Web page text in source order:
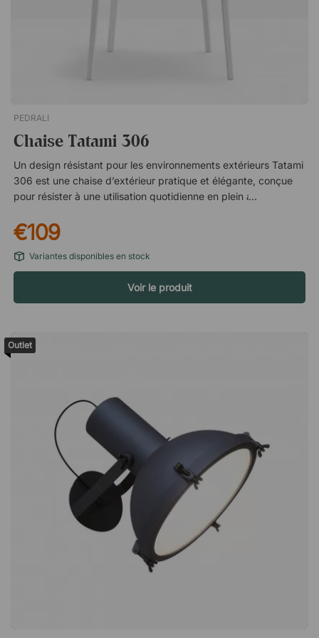
PEDRALI
Chaise Tatami 306
Un design résistant pour les environnements extérieurs Tatami
306 est une chaise d’extérieur pratique et élégante, conçue
pour résister à une utilisation quotidienne en plein air. La
la fois résistant aux intempéries et facile à entretenir. Cela en
fait un excellent choix pour tout, des terrasses et balcons aux
cafés et autres environnements publics. Le matériau est
résistant aux UV, ce qui aide la chaise à conserver à la fois sa
couleur et sa qualité malgré une exposition prolongée au soleil.
Le plastique antistatique contribue également à réduire
facile à garder propre et fraîche au fil du temps. Assise
tressée avec caractère L’assise présente une structure tressée
fonctionnalité et contribue à une expérience d’assise
confortable tout en donnant à la chaise une expression
visuelle distinctive. Rangement pratique et peu encombrant
Tatami 306 est empilable jusqu’à six chaises, ce qui la rend
facile à ranger lorsqu’elle n’est pas utilisée. La fonction
d’empilage intelligente est particulièrement pratique dans les
environnements où la flexibilité et un rangement efficace sont
importants. Pratique pour la maison et les environnements
publics La chaise est adaptée à une utilisation en extérieur et
convient aussi bien aux jardins privés qu’aux restaurants,
cafés ou terrasses extérieures. Tatami 306 est vendu en lot de
quatre chaises, le prix est indiqué par pièce. Tatami 306 est
€109
Variantes disponibles en stock
Voir le produit
Outlet